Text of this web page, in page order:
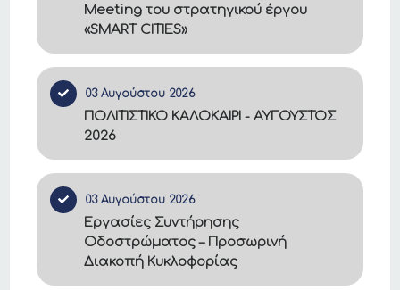
Meeting του στρατηγικού έργου
«SMART CITIES»
03 Αυγούστου 2026
ΠΟΛΙΤΙΣΤΙΚΟ ΚΑΛΟΚΑΙΡΙ - ΑΥΓΟΥΣΤΟΣ
2026
03 Αυγούστου 2026
Εργασίες Συντήρησης
Οδοστρώματος – Προσωρινή
Διακοπή Κυκλοφορίας